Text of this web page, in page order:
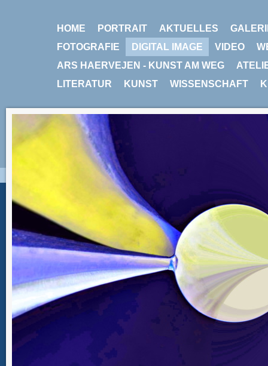
HOME PORTRAIT AKTUELLES
FOTOGRAFIE
DIGITAL IMAGE VIDEO
ARS HAERVEJEN - KUNST AM WEG
LITERATUR
KUNST WISSENSCHAFT